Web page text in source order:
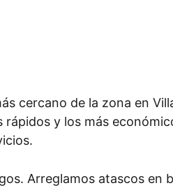
cercano de la zona en
rápidos y los más
Arreglamos atascos en